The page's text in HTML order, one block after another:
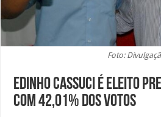
Foto:
Edinho Cassuci é eleito
com 42,01% dos votos